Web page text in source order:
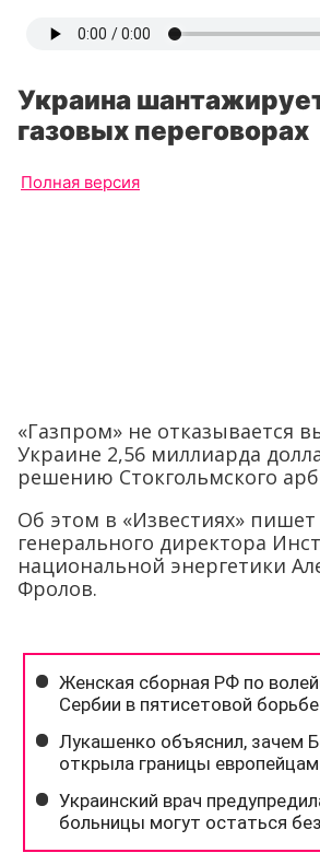
Украина
газовых переговорах
Полная версия
«Газпром» не отказывается
Украине 2,56 миллиарда
решению Стокгольмского
Об этом в «Известиях» пишет
генерального директора
национальной энергетики
Фролов.